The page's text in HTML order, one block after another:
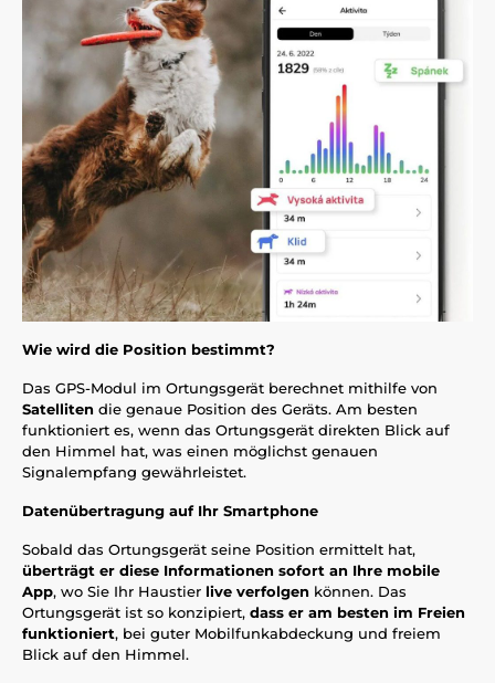
Wie wird die Position bestimmt?
Das GPS-Modul im Ortungsgerät berechnet mithilfe von
Satelliten die genaue Position des Geräts. Am besten
funktioniert es, wenn das Ortungsgerät direkten Blick auf
den Himmel hat, was einen möglichst genauen
Signalempfang gewährleistet.
Datenübertragung auf Ihr Smartphone
Sobald das Ortungsgerät seine Position ermittelt hat,
überträgt er diese Informationen sofort an Ihre mobile
App, wo Sie Ihr Haustier live verfolgen können. Das
Ortungsgerät ist so konzipiert, dass er am besten im Freien
funktioniert, bei guter Mobilfunkabdeckung und freiem
Blick auf den Himmel.